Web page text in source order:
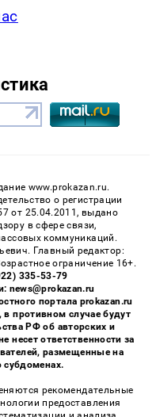
www.prokazan.ru.
о регистрации
от 25.04.2011, выдано
в сфере связи,
коммуникаций.
Главный редактор:
ограничение 16+.
335-53-79
news@prokazan.ru
портала prokazan.ru
в противном случае будут
РФ об авторских и
несет ответственности за
размещенные на
субдоменах.
рекомендательные
предоставления